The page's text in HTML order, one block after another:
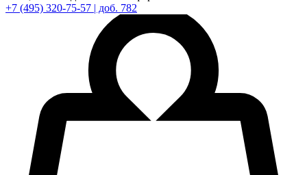
+7 (495) 320-75-57 | доб. 782